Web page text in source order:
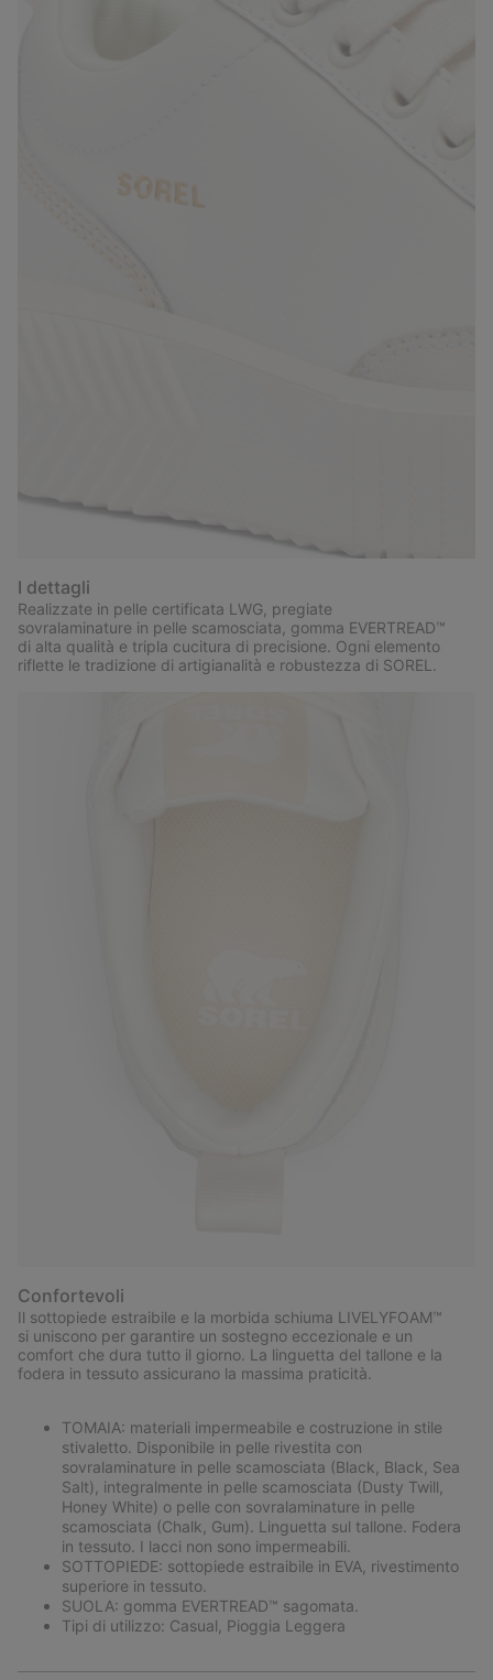
I dettagli
Realizzate in pelle certificata LWG, pregiate
sovralaminature in pelle scamosciata, gomma EVERTREAD™
di alta qualità e tripla cucitura di precisione. Ogni elemento
riflette le tradizione di artigianalità e robustezza di SOREL.
Confortevoli
Il sottopiede estraibile e la morbida schiuma LIVELYFOAM™
si uniscono per garantire un sostegno eccezionale e un
comfort che dura tutto il giorno. La linguetta del tallone e la
fodera in tessuto assicurano la massima praticità.
TOMAIA: materiali impermeabile e costruzione in stile
stivaletto. Disponibile in pelle rivestita con
sovralaminature in pelle scamosciata (Black, Black, Sea
Salt), integralmente in pelle scamosciata (Dusty Twill,
Honey White) o pelle con sovralaminature in pelle
scamosciata (Chalk, Gum). Linguetta sul tallone. Fodera
in tessuto. I lacci non sono impermeabili.
SOTTOPIEDE: sottopiede estraibile in EVA, rivestimento
superiore in tessuto.
SUOLA: gomma EVERTREAD™ sagomata.
Tipi di utilizzo: Casual, Pioggia Leggera